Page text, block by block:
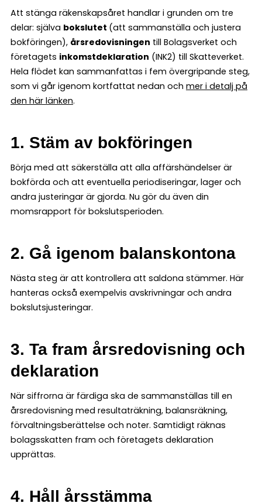
Att stänga räkenskapsåret handlar i grunden om tre
delar: själva bokslutet (att sammanställa och justera
bokföringen), årsredovisningen till Bolagsverket och
företagets inkomstdeklaration (INK2) till Skatteverket.
Hela flödet kan sammanfattas i fem övergripande steg,
som vi går igenom kortfattat nedan och mer i detalj på
den här länken.
1. Stäm av bokföringen
Börja med att säkerställa att alla affärshändelser är
bokförda och att eventuella periodiseringar, lager och
andra justeringar är gjorda. Nu gör du även din
momsrapport för bokslutsperioden.
2. Gå igenom balanskontona
Nästa steg är att kontrollera att saldona stämmer. Här
hanteras också exempelvis avskrivningar och andra
bokslutsjusteringar.
3. Ta fram årsredovisning och
deklaration
När siffrorna är färdiga ska de sammanställas till en
årsredovisning med resultaträkning, balansräkning,
förvaltningsberättelse och noter. Samtidigt räknas
bolagsskatten fram och företagets deklaration
upprättas.
4. Håll årsstämma